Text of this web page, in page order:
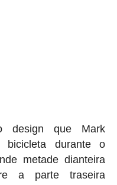
design que Mark
bicicleta durante o
metade dianteira
a parte traseira